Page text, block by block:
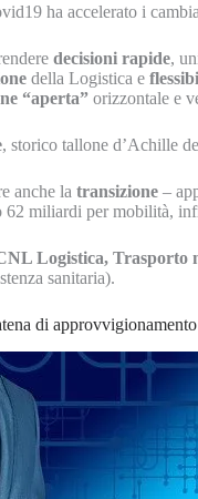
ha accelerato i
decisioni rapide,
della Logistica e
“aperta” orizzontale e
, storico tallone d’Achille
anche la transizione –
62 miliardi per mobilità,
Logistica, Trasporto
sanitaria).
di approvvigionamento